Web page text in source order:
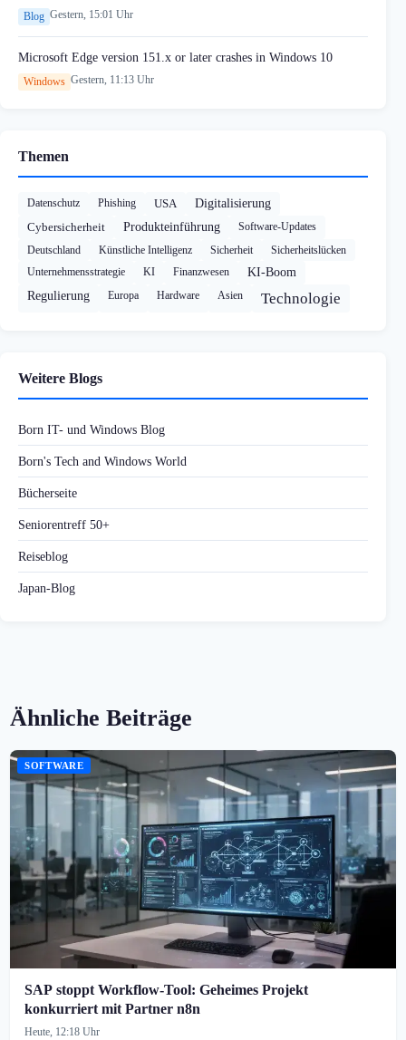
Blog Gestern, 15:01 Uhr
Microsoft Edge version 151.x or later crashes in Windows 10
Windows Gestern, 11:13 Uhr
Themen
Datenschutz Phishing USA
Digitalisierung
Cybersicherheit
Produkteinführung
Software-Updates
Deutschland
Künstliche Intelligenz Sicherheit
Sicherheitslücken
Unternehmensstrategie
KI Finanzwesen
KI-Boom
Regulierung
Europa Hardware Asien Technologie
Weitere Blogs
Born IT- und Windows Blog
Born's Tech and Windows World
Bücherseite
Seniorentreff 50+
Reiseblog
Japan-Blog
Ähnliche Beiträge
SOFTWARE
SAP stoppt Workflow-Tool: Geheimes Projekt
konkurriert mit Partner n8n
Heute, 12:18 Uhr